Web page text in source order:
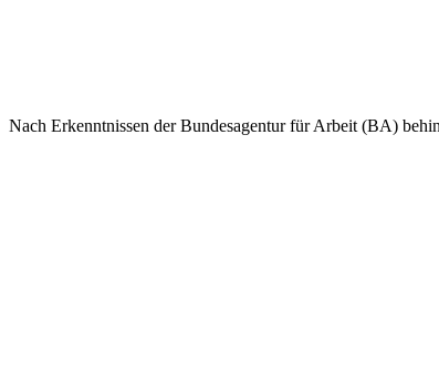
Nach Erkenntnissen der Bundesagentur für Arbeit (BA)